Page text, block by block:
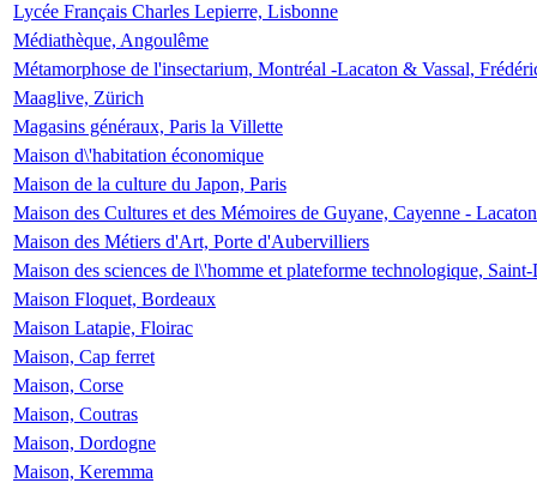
Lycée Français Charles Lepierre, Lisbonne
Médiathèque, Angoulême
Métamorphose de l'insectarium, Montréal -Lacaton & Vassal,
Maaglive, Zürich
Magasins généraux, Paris la Villette
Maison d\'habitation économique
Maison de la culture du Japon, Paris
Maison des Cultures et des Mémoires de Guyane, Cayenne -
Maison des Métiers d'Art, Porte d'Aubervilliers
Maison des sciences de l\'homme et plateforme technologique,
Maison Floquet, Bordeaux
Maison Latapie, Floirac
Maison, Cap ferret
Maison, Corse
Maison, Coutras
Maison, Dordogne
Maison, Keremma